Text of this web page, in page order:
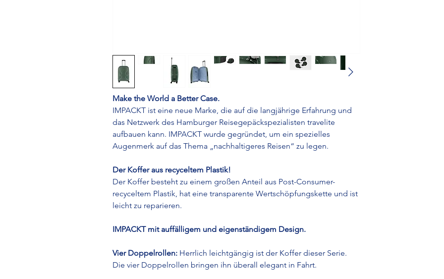
Make the World a Better Case.
IMPACKT ist eine neue Marke, die auf die langjährige Erfahrung und
das Netzwerk des Hamburger Reisegepäckspezialisten travelite
aufbauen kann. IMPACKT wurde gegründet, um ein spezielles
Augenmerk auf das Thema „nachhaltigeres Reisen“ zu legen.
Der Koffer aus recyceltem Plastik!
Der Koffer besteht zu einem großen Anteil aus Post-Consumer-
recyceltem Plastik, hat eine transparente Wertschöpfungskette und ist
leicht zu reparieren.
IMPACKT mit auffälligem und eigenständigem Design.
Vier Doppelrollen: Herrlich leichtgängig ist der Koffer dieser Serie.
Die vier Doppelrollen bringen ihn überall elegant in Fahrt.